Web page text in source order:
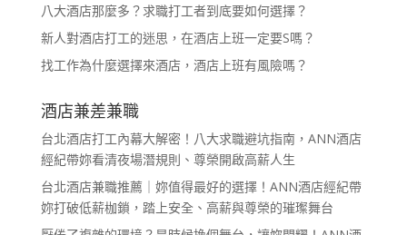
八大酒店那麼多？求職打工者到底要如何選擇？
新人對酒店打工的迷思，在酒店上班一定要S嗎？
找工作為什麼選擇來酒店，酒店上班有風險嗎？
酒店兼差兼職
台北酒店打工內幕大解密！八大求職避坑指南，ANN酒店
經紀帶妳看清夜場潛規則、尊榮開啟高薪人生
台北酒店兼職推薦｜妳值得最好的選擇！ANN酒店經紀帶
妳打破低薪枷鎖，踏上安全、高薪與尊榮的璀璨舞台